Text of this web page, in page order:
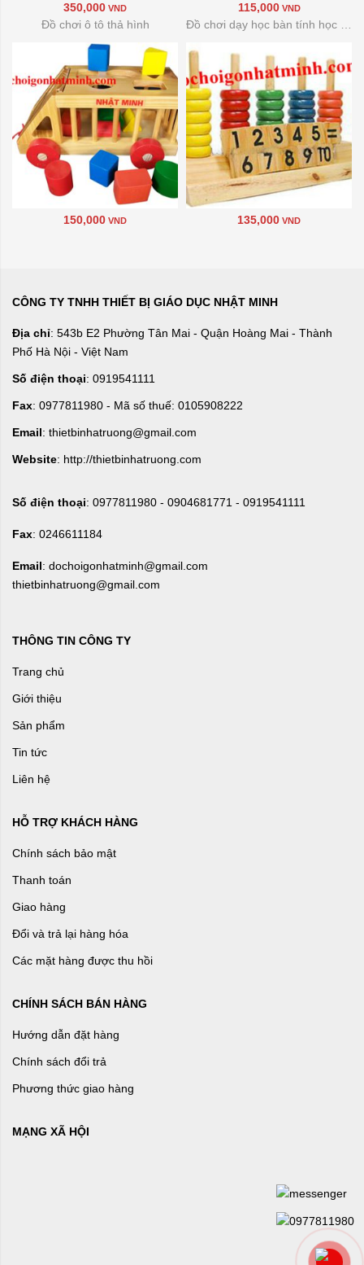
350,000 VND 115,000 VND
Đồ chơi ô tô thả hình
150,000 VND 135,000 VND
CÔNG TY TNHH THIẾT BỊ GIÁO DỤC NHẬT MINH
Địa chỉ: 543b E2 Phường Tân Mai - Quận Hoàng Mai - Thành
Phố Hà Nội - Việt Nam
Số điện thoại: 0919541111
Fax: 0977811980 - Mã số thuế: 0105908222
Email: thietbinhatruong@gmail.com
Website: http://thietbinhatruong.com
Số điện thoại: 0977811980 - 0904681771 - 0919541111
Fax: 0246611184
Email: dochoigonhatminh@gmail.com
thietbinhatruong@gmail.com
THÔNG TIN CÔNG TY
Trang chủ
Giới thiệu
Sản phẩm
Tin tức
Liên hệ
HỖ TRỢ KHÁCH HÀNG
Chính sách bảo mật
Thanh toán
Giao hàng
Đổi và trả lại hàng hóa
Các mặt hàng được thu hồi
CHÍNH SÁCH BÁN HÀNG
Hướng dẫn đặt hàng
Chính sách đổi trả
Phương thức giao hàng
MẠNG XÃ HỘI